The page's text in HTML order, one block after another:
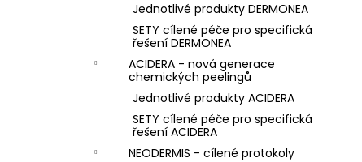
Jednotlivé produkty DERMONEA
SETY cílené péče pro specifická
řešení DERMONEA
ACIDERA - nová generace
chemických peelingů
Jednotlivé produkty ACIDERA
SETY cílené péče pro specifická
řešení ACIDERA
NEODERMIS - cílené protokoly